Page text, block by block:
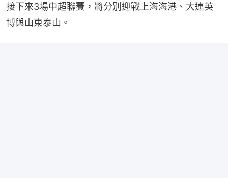
接下來3場中超聯賽，將分別迎戰上海海港、大連英
博與山東泰山。